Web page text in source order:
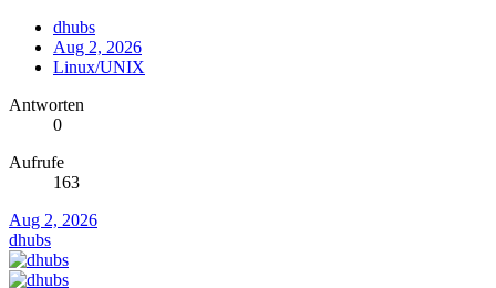
dhubs
Aug 2, 2026
Linux/UNIX
Antworten
0
Aufrufe
163
Aug 2, 2026
dhubs